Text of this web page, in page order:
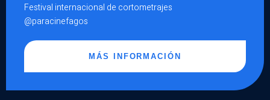
Festival internacional de cortometrajes
@paracinefagos
MÁS INFORMACIÓN